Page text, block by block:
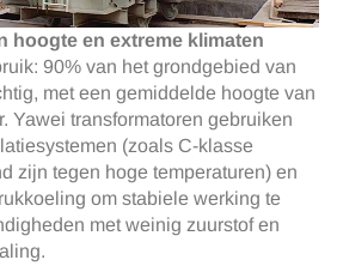
hoogte en extreme klimaten
90% van het grondgebied van
met een gemiddelde hoogte van
Yawei transformatoren gebruiken
(zoals C-klasse
zijn tegen hoge temperaturen) en
om stabiele werking te
met weinig zuurstof en